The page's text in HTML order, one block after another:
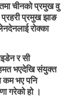
चीनको प्रमुख वु
प्रहरी प्रमुख झाङ
रोक्का
र सी
भएदेखि संयुक्त
कम भए पनि
गरेको हो ।